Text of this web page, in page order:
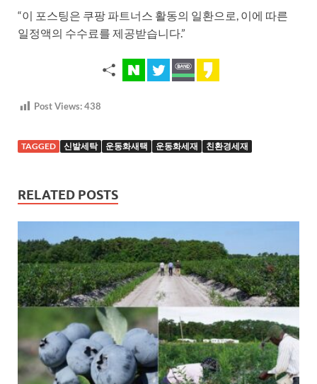
“이 포스팅은 쿠팡 파트너스 활동의 일환으로, 이에 따른
일정액의 수수료를 제공받습니다.”
Post Views:438
TAGGED 신발세탁 운동화새택 운동화세재 친환경세재
RELATED POSTS